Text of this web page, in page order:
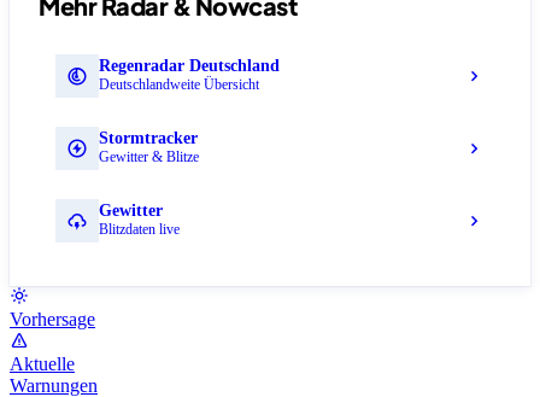
Regenradar Deutschland
Deutschlandweite Übersicht
Stormtracker
Gewitter & Blitze
Gewitter
Blitzdaten live
Vorhersage
Aktuelle
Warnungen